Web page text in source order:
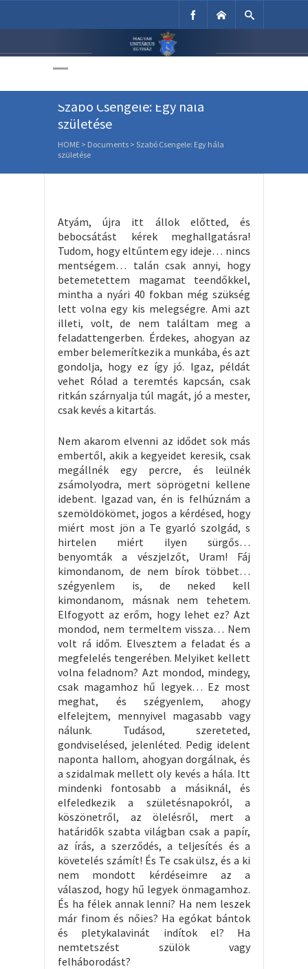
Unitárius Egyház
Szabó Csengele: Egy hála
születése
HOME > Documents > Szabó Csengele: Egy hála
születése
Atyám, újra itt állok előtted, és
bebocsátást kérek meghallgatásra!
Tudom, hogy eltűntem egy ideje… nincs
mentségem… talán csak annyi, hogy
betemetettem magamat teendőkkel,
mintha a nyári 40 fokban még szükség
lett volna egy kis melegségre. Ami azt
illeti, volt, de nem találtam meg a
feladattengerben. Érdekes, ahogyan az
ember belemerítkezik a munkába, és azt
gondolja, hogy ez így jó. Igaz, példát
vehet Rólad a teremtés kapcsán, csak
ritkán szárnyalja túl magát, jó a mester,
csak kevés a kitartás.
Nem akarom elvenni az idődet sok más
embertől, akik a kegyeidet keresik, csak
megállnék egy percre, és leülnék
zsámolyodra, mert söprögetni kellene
idebent. Igazad van, én is felhúznám a
szemöldökömet, jogos a kérdésed, hogy
miért most jön a Te gyarló szolgád, s
hirtelen miért ilyen sürgős…
benyomták a vészjelzőt, Uram! Fáj
kimondanom, de nem bírok többet…
szégyenlem is, de neked kell
kimondanom, másnak nem tehetem.
Elfogyott az erőm, hogy lehet ez? Azt
mondod, nem termeltem vissza… Nem
volt rá időm. Elvesztem a feladat és a
megfelelés tengerében. Melyiket kellett
volna feladnom? Azt mondod, mindegy,
csak magamhoz hű legyek… Ez most
meghat, és szégyenlem, ahogy
elfelejtem, mennyivel magasabb vagy
nálunk. Tudásod, szereteted,
gondviselésed, jelenléted. Pedig idelent
naponta hallom, ahogyan dorgálnak, és
a szidalmak mellett oly kevés a hála. Itt
mindenki fontosabb a másiknál, és
elfeledkezik a születésnapokról, a
köszönetről, az ölelésről, mert a
határidők szabta világban csak a papír,
az írás, a szerződés, a teljesítés és a
követelés számít! És Te csak ülsz, és a ki
nem mondott kérdéseimre az a
válaszod, hogy hű legyek önmagamhoz.
És ha félek annak lenni? Ha nem leszek
már finom és nőies? Ha egókat bántok
és pletykalavinát indítok el? Ha
nemtetszést szülök vagy
felháborodást?